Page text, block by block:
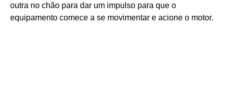
outra no chão para dar um impulso para que o
equipamento comece a se movimentar e acione o motor.